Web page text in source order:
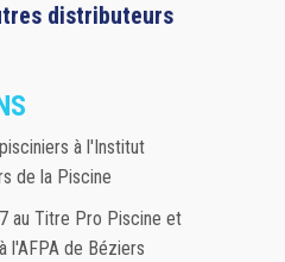
distributeurs
à l'Institut
de la Piscine
au Titre Pro Piscine et
l'AFPA de Béziers